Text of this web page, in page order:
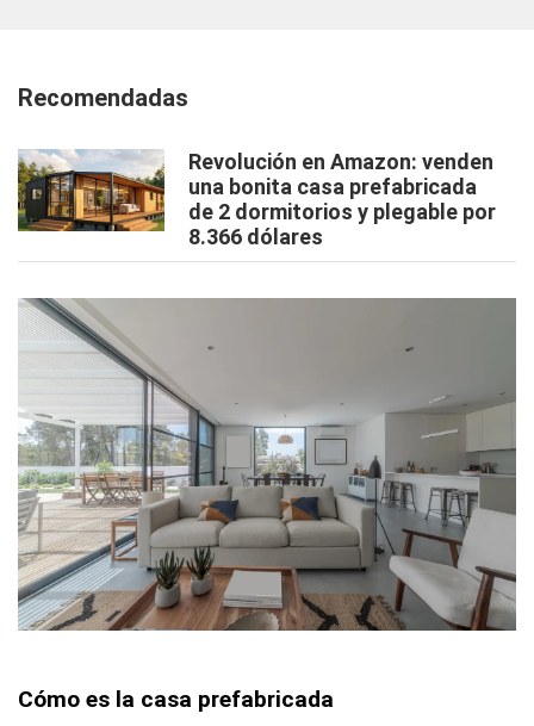
Recomendadas
Revolución en Amazon: venden
una bonita casa prefabricada
de 2 dormitorios y plegable por
8.366 dólares
Cómo es la casa prefabricada